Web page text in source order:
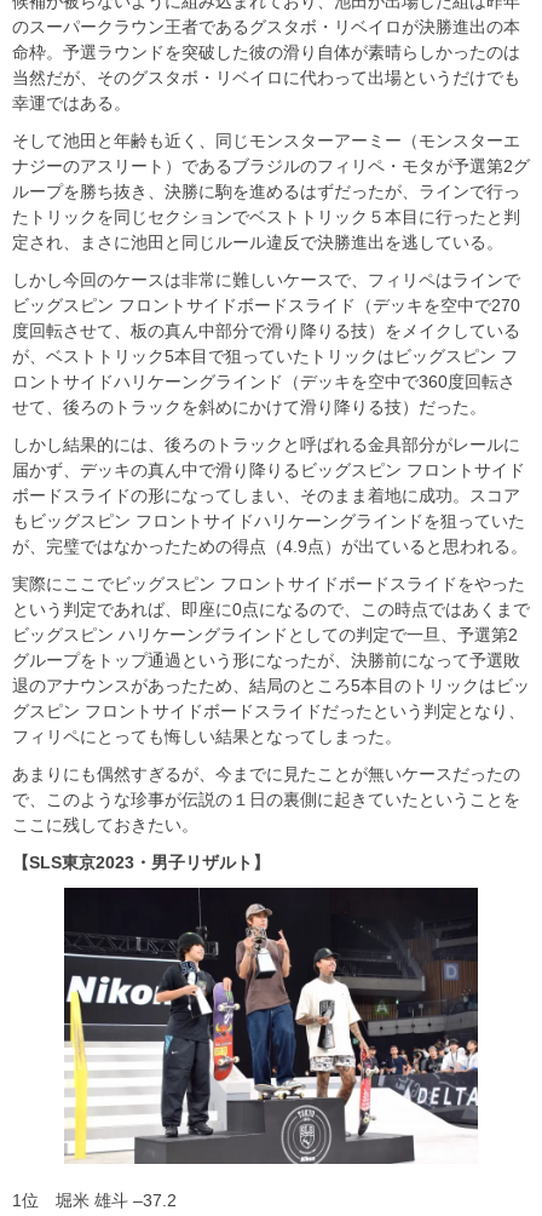
のスーパークラウン王者であるグスタボ・リベイロが決勝進出の本
命枠。予選ラウンドを突破した彼の滑り自体が素晴らしかったのは
当然だが、そのグスタボ・リベイロに代わって出場というだけでも
幸運ではある。
そして池田と年齢も近く、同じモンスターアーミー（モンスターエ
ナジーのアスリート）であるブラジルのフィリペ・モタが予選第2グ
ループを勝ち抜き、決勝に駒を進めるはずだったが、ラインで行っ
たトリックを同じセクションでベストトリック５本目に行ったと判
定され、まさに池田と同じルール違反で決勝進出を逃している。
しかし今回のケースは非常に難しいケースで、フィリペはラインで
ビッグスピン フロントサイドボードスライド（デッキを空中で270
度回転させて、板の真ん中部分で滑り降りる技）をメイクしている
が、ベストトリック5本目で狙っていたトリックはビッグスピン フ
ロントサイドハリケーングラインド（デッキを空中で360度回転さ
せて、後ろのトラックを斜めにかけて滑り降りる技）だった。
しかし結果的には、後ろのトラックと呼ばれる金具部分がレールに
届かず、デッキの真ん中で滑り降りるビッグスピン フロントサイド
ボードスライドの形になってしまい、そのまま着地に成功。スコア
もビッグスピン フロントサイドハリケーングラインドを狙っていた
が、完璧ではなかったための得点（4.9点）が出ていると思われる。
実際にここでビッグスピン フロントサイドボードスライドをやった
という判定であれば、即座に0点になるので、この時点ではあくまで
ビッグスピン ハリケーングラインドとしての判定で一旦、予選第2
グループをトップ通過という形になったが、決勝前になって予選敗
退のアナウンスがあったため、結局のところ5本目のトリックはビッ
グスピン フロントサイドボードスライドだったという判定となり、
フィリペにとっても悔しい結果となってしまった。
あまりにも偶然すぎるが、今までに見たことが無いケースだったの
で、このような珍事が伝説の１日の裏側に起きていたということを
ここに残しておきたい。
【SLS東京2023・男子リザルト】
1位 堀米 雄斗 –37.2